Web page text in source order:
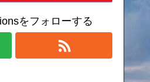
をフォローする